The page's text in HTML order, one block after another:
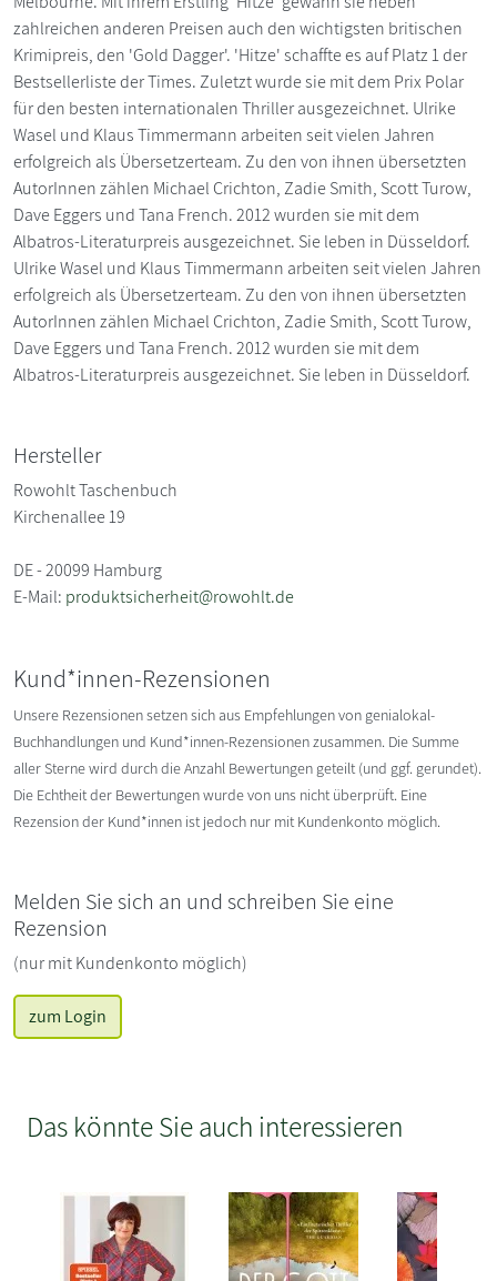
zahlreichen anderen Preisen auch den wichtigsten britischen
Krimipreis, den 'Gold Dagger'. 'Hitze' schaffte es auf Platz 1 der
Bestsellerliste der Times. Zuletzt wurde sie mit dem Prix Polar
für den besten internationalen Thriller ausgezeichnet. Ulrike
Wasel und Klaus Timmermann arbeiten seit vielen Jahren
erfolgreich als Übersetzerteam. Zu den von ihnen übersetzten
AutorInnen zählen Michael Crichton, Zadie Smith, Scott Turow,
Dave Eggers und Tana French. 2012 wurden sie mit dem
Albatros-Literaturpreis ausgezeichnet. Sie leben in Düsseldorf.
Ulrike Wasel und Klaus Timmermann arbeiten seit vielen Jahren
erfolgreich als Übersetzerteam. Zu den von ihnen übersetzten
AutorInnen zählen Michael Crichton, Zadie Smith, Scott Turow,
Dave Eggers und Tana French. 2012 wurden sie mit dem
Albatros-Literaturpreis ausgezeichnet. Sie leben in Düsseldorf.
Hersteller
Rowohlt Taschenbuch
Kirchenallee 19
DE - 20099 Hamburg
E-Mail: produktsicherheit@rowohlt.de
Kund*innen-Rezensionen
Unsere Rezensionen setzen sich aus Empfehlungen von genialokal-
Buchhandlungen und Kund*innen-Rezensionen zusammen. Die Summe
aller Sterne wird durch die Anzahl Bewertungen geteilt (und ggf. gerundet).
Die Echtheit der Bewertungen wurde von uns nicht überprüft. Eine
Rezension der Kund*innen ist jedoch nur mit Kundenkonto möglich.
Melden Sie sich an und schreiben Sie eine
Rezension
(nur mit Kundenkonto möglich)
zum Login
Das könnte Sie auch interessieren